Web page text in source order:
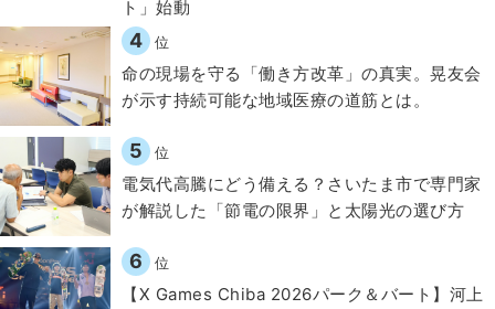
ト」始動
4 位
​命の現場を守る「働き方改革」の真実。晃友会
が示す持続可能な地域医療の道筋とは。
5 位
電気代高騰にどう備える？さいたま市で専門家
が解説した「節電の限界」と太陽光の選び方
6 位
【X Games Chiba 2026パーク＆バート】河上